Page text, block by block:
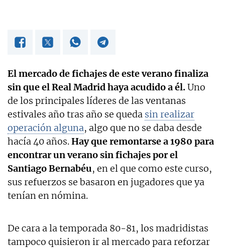
El mercado de fichajes de este verano finaliza
sin que el Real Madrid haya acudido a él.Uno
de los principales líderes de las ventanas
estivales año tras año se queda sin realizar
operación alguna, algo que no se daba desde
hacía 40 años.Hay que remontarse a 1980 para
encontrar un verano sin fichajes por el
Santiago Bernabéu, en el que como este curso,
sus refuerzos se basaron en jugadores que ya
tenían en nómina.
De cara a la temporada 80-81, los madridistas
tampoco quisieron ir al mercado para reforzar